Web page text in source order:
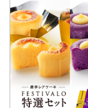
提出ください。
《 寄附金税額控
ップ特例申請）の
鹿屋市では、ワ
ております。
それに伴い、ワ
受付済通知およ